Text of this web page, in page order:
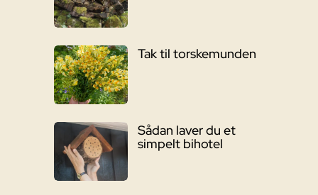
Tak til torskemunden
Sådan laver du et
simpelt bihotel